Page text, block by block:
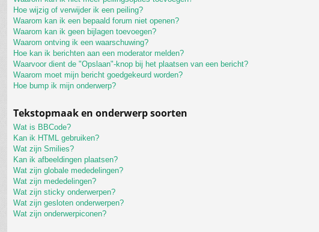
Hoe wijzig of verwijder ik een peiling?
Waarom kan ik een bepaald forum niet openen?
Waarom kan ik geen bijlagen toevoegen?
Waarom ontving ik een waarschuwing?
Hoe kan ik berichten aan een moderator melden?
Waarvoor dient de "Opslaan"-knop bij het plaatsen van een bericht?
Waarom moet mijn bericht goedgekeurd worden?
Hoe bump ik mijn onderwerp?
Tekstopmaak en onderwerp soorten
Wat is BBCode?
Kan ik HTML gebruiken?
Wat zijn Smilies?
Kan ik afbeeldingen plaatsen?
Wat zijn globale mededelingen?
Wat zijn mededelingen?
Wat zijn sticky onderwerpen?
Wat zijn gesloten onderwerpen?
Wat zijn onderwerpiconen?